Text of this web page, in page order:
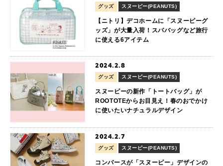
グッズ スヌーピー(PEANUTS)
【ニトリ】デコホームに「スヌーピーグ
ッズ」が大量入荷！スパバッグなど旅行
に使える6アイテム
2024.2.8
グッズ スヌーピー(PEANUTS)
スヌーピーの新作「トートバッグ」が
ROOTOTEからお目見え！春のおでかけ
に使いたいナチュラルデザイン
2024.2.7
グッズ スヌーピー(PEANUTS)
コンバースが「スヌーピー」デザインの